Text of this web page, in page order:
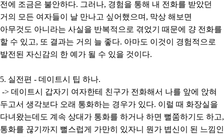
전에 조금은 불안하다. 그러나, 경험을 통해 내 전화를 받았던
거의 모든 여자들이 날 만나고 싶어했으며, 막상 해보면
아무것도 아니라는 사실을 반복적으로 겪었기 때문에 걍 전화를
할 수 있고, 또 결과는 거의 늘 좋다. 아마도 이것이 경험적으로
발전된 자신감의 한 예가 될 수 있을 것이다.
5. 실전편 - 데이트시 팁 하나.
-> 데이트시 갑자기 여자한테 친구가 전화해서 나를 앞에 앉혀
두고서 생각보다 오래 통화하는 경우가 있다. 이럴 때 화장실을
다녀왔는데도 계속 상대가 통화를 하거나 하면 뻘쭘하기도 하고,
통화를 끊기까지 뻘스럽게 가만히 있자니 뭔가 볍신이 된 느낌인